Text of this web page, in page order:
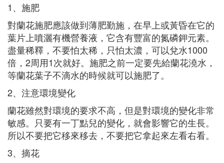
1、施肥
對蘭花施肥應該做到薄肥勤施，在早上或黃昏在它的
葉片上噴灑有機營養液，它含有豐富的氮磷鉀元素。
盡量稀釋，不要怕太稀，只怕太濃，可以兌水1000
倍，2周用1次就好。施肥之前一定要先給蘭花澆水，
等蘭花葉子不滴水的時候就可以施肥了。
2、注意環境變化
蘭花雖然對環境的要求不高，但是對環境的變化非常
敏感。只要有一丁點兒的變化，就會影響它的生長。
所以不要把它移來移去，不要把它拿起來左看右看。
3、摘花